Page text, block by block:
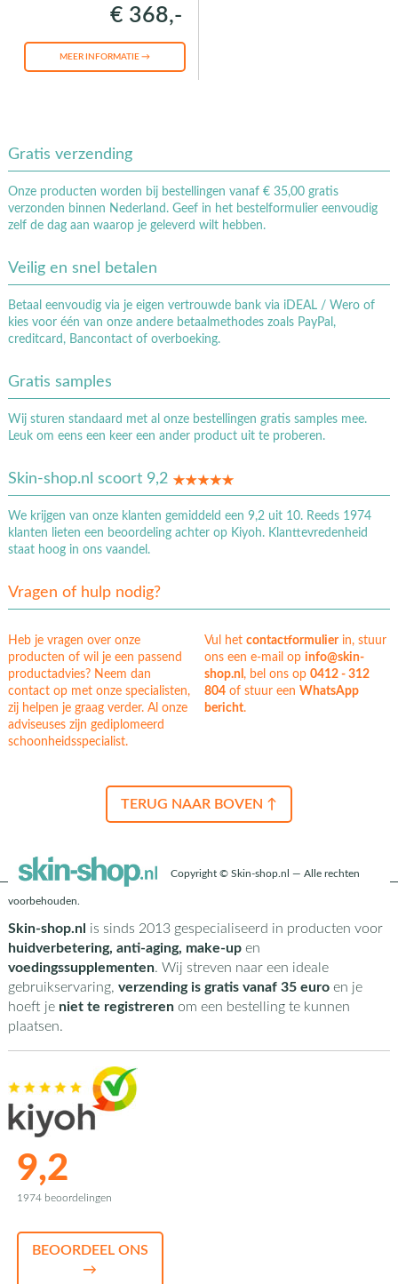
€ 368,-
MEER INFORMATIE →
Gratis verzending
Onze producten worden bij bestellingen vanaf € 35,00 gratis
verzonden binnen Nederland. Geef in het bestelformulier eenvoudig
zelf de dag aan waarop je geleverd wilt hebben.
Veilig en snel betalen
Betaal eenvoudig via je eigen vertrouwde bank via iDEAL / Wero of
kies voor één van onze andere betaalmethodes zoals PayPal,
creditcard, Bancontact of overboeking.
Gratis samples
Wij sturen standaard met al onze bestellingen gratis samples mee.
Leuk om eens een keer een ander product uit te proberen.
Skin-shop.nl scoort 9,2
We krijgen van onze klanten gemiddeld een 9,2 uit 10. Reeds 1974
klanten lieten een beoordeling achter op Kiyoh. Klanttevredenheid
staat hoog in ons vaandel.
Vragen of hulp nodig?
Heb je vragen over onze
producten of wil je een passend
productadvies? Neem dan
contact op met onze specialisten,
zij helpen je graag verder. Al onze
adviseuses zijn gediplomeerd
schoonheidsspecialist.
Vul hetcontactformulierin, stuur
ons een e-mail op info@skin-
shop.nl, bel ons op0412 - 312
804 of stuur eenWhatsApp
bericht.
TERUG NAAR BOVEN ↑
Copyright © Skin-shop.nl — Alle rechten
voorbehouden.
Skin-shop.nl is sinds 2013 gespecialiseerd in producten voor
huidverbetering, anti-aging, make-upen
voedingssupplementen. Wij streven naar een ideale
gebruikservaring, verzending is gratis vanaf 35 euroen je
hoeft je niet te registrerenom een bestelling te kunnen
plaatsen.
9,2
1974 beoordelingen
BEOORDEEL ONS
→